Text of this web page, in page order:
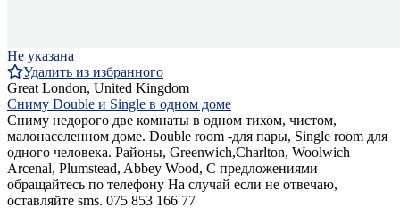
Не указана
Удалить из избранного
Great London, United Kingdom
Сниму Double и Single в одном доме
Сниму недорого две комнаты в одном тихом, чистом,
малонаселенном доме. Double room -для пары, Single room для
одного человека. Районы, Greenwich,Charlton, Woolwich
Arcenal, Plumstead, Abbey Wood, С предложениями
обращайтесь по телефону На случай если не отвечаю,
оставляйте sms. 075 853 166 77